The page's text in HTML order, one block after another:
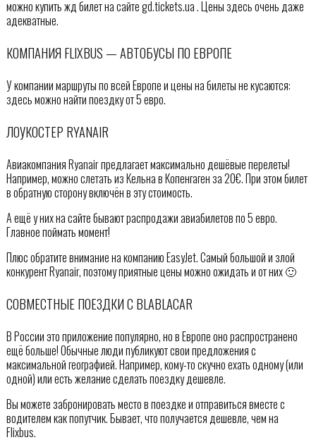
можно купить жд билет на сайте gd.tickets.ua . Цены здесь очень даже
адекватные.
КОМПАНИЯ FLIXBUS — АВТОБУСЫ ПО ЕВРОПЕ
У компании маршруты по всей Европе и цены на билеты не кусаются:
здесь можно найти поездку от 5 евро.
ЛОУКОСТЕР RYANAIR
Авиакомпания Ryanair предлагает максимально дешёвые перелеты!
Например, можно слетать из Кельна в Копенгаген за 20€. При этом билет
в обратную сторону включён в эту стоимость.
А ещё у них на сайте бывают распродажи авиабилетов по 5 евро.
Главное поймать момент!
Плюс обратите внимание на компанию EasyJet. Самый большой и злой
конкурент Ryanair, поэтому приятные цены можно ожидать и от них 🙂
СОВМЕСТНЫЕ ПОЕЗДКИ С BLABLACAR
В России это приложение популярно, но в Европе оно распространено
ещё больше! Обычные люди публикуют свои предложения с
максимальной географией. Например, кому-то скучно ехать одному (или
одной) или есть желание сделать поездку дешевле.
Вы можете забронировать место в поездке и отправиться вместе с
водителем как попутчик. Бывает, что получается дешевле, чем на
Flixbus.